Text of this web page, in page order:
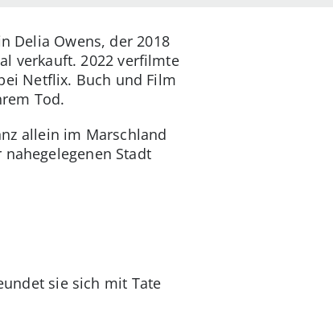
Delia Owens, der 2018
verkauft. 2022 verfilmte
Netflix. Buch und Film
Tod.
allein im Marschland
Stadt
sie sich mit Tate